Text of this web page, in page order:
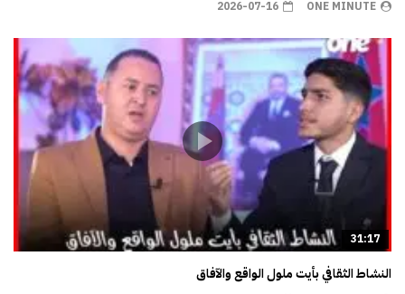
ONE MINUTE
2026-07-16
31:17
النشاط الثقافي بأيت ملول الواقع والآفاق